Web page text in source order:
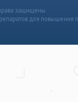
защищены
для повышения